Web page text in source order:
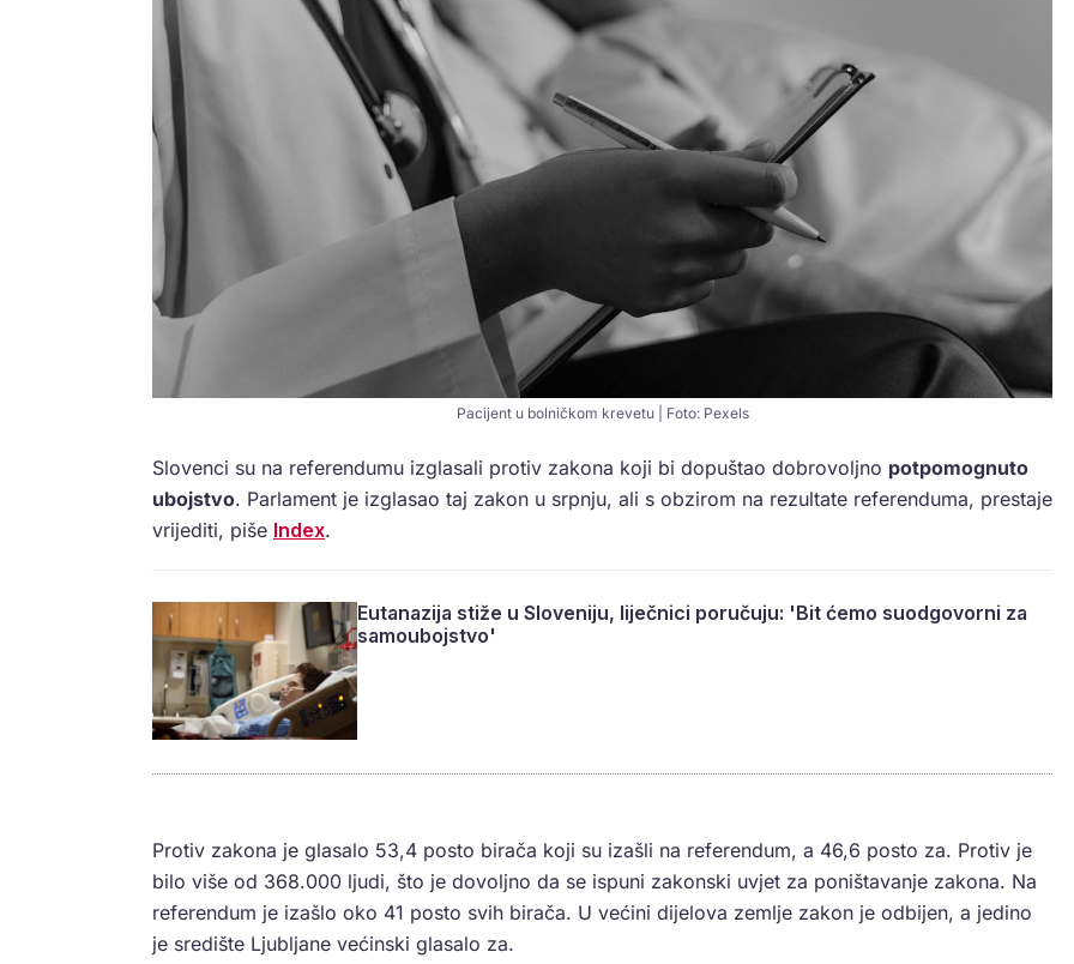
Pacijent u bolničkom krevetu | Foto: Pexels
Slovenci su na referendumu izglasali protiv zakona koji bi dopuštao dobrovoljno potpomognuto
ubojstvo. Parlament je izglasao taj zakon u srpnju, ali s obzirom na rezultate referenduma, prestaje
vrijediti, piše Index.
Eutanazija stiže u Sloveniju, liječnici poručuju: 'Bit ćemo suodgovorni za
samoubojstvo'
Protiv zakona je glasalo 53,4 posto birača koji su izašli na referendum, a 46,6 posto za. Protiv je
bilo više od 368.000 ljudi, što je dovoljno da se ispuni zakonski uvjet za poništavanje zakona. Na
referendum je izašlo oko 41 posto svih birača. U većini dijelova zemlje zakon je odbijen, a jedino
je središte Ljubljane većinski glasalo za.